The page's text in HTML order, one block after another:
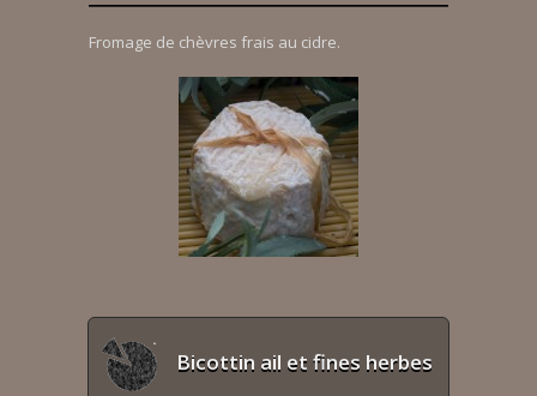
Fromage de chèvres frais au cidre.
Bicottin ail et fines herbes